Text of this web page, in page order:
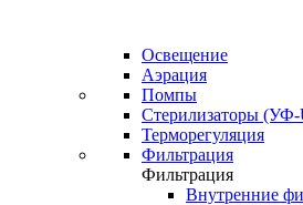
Освещение
Аэрация
Помпы
Стерилизаторы
Терморегуляция
Фильтрация
Фильтрация
Внутренние